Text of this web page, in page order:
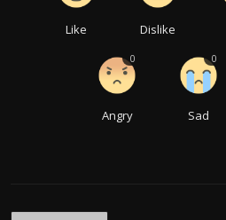
Like Dislike
Angry
0
Sad
0